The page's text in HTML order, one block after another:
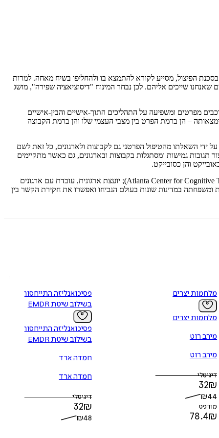
הפיצול, מסייע לקורא להתמצא בו ולהחליפו בשיח מאחה. למרות
שאנחנו שייכים אליהם. לכן נבחר המינוח "דיסוציאציה שפירה", מושג
מפרטים ומשפיעה על התהליכים התוך-אישיים והבין-אישיים
– הן ברמת הפרט בין מצבי העצמי שלו והן ברמת הקבוצה
השאלתו מהטיפול הפרטני גם לקבוצות ולארגונים, כל זאת לשם
תגובות גמישות ומסתגלות בקבוצות ובארגונים, גם כאשר מתקיימים
והן כסובייקט.
דוקטורט בפסיכולוגיה (Psy.D) מבית הספר המקצועי לפסיכולוגיה בקליפורניה (PSP); היא בוגרת התוכנית לטיפול קוגניטיבי באטלנטה (Atlanta Center for Cognitive Therapy); יועצת ארגונית, עובדת עם ארגונים
ומשפחתה במדינות שונות בעולם הנכיחו ואפשרו את חקירת הקשר בין
מלחמות יצרים
מלחמות יצרים
מירב רוט
מירב רוט
דיגיטלי
32₪
₪44
מודפס
78.4₪
פסיכואנליזה התייחסותית
בשילוב שיטת EMDR
פסיכואנליזה התייחסותית
בשילוב שיטת EMDR
חמדה ארד
חמדה ארד
דיגיטלי
32₪
₪48